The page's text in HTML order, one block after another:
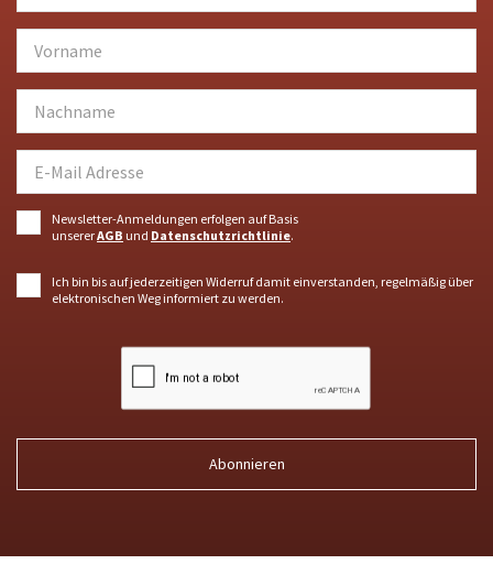
Newsletter-Anmeldungen erfolgen auf Basis
unsererAGB und Datenschutzrichtlinie.
Ich bin bis auf jederzeitigen Widerruf damit einverstanden, regelmäßig über
elektronischen Weg informiert zu werden.
Abonnieren